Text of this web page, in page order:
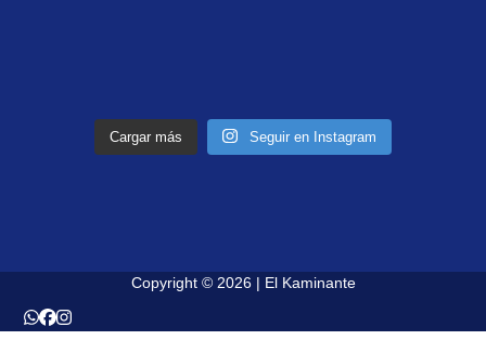
Cargar más Seguir en Instagram
Copyright © 2026 | El Kaminante